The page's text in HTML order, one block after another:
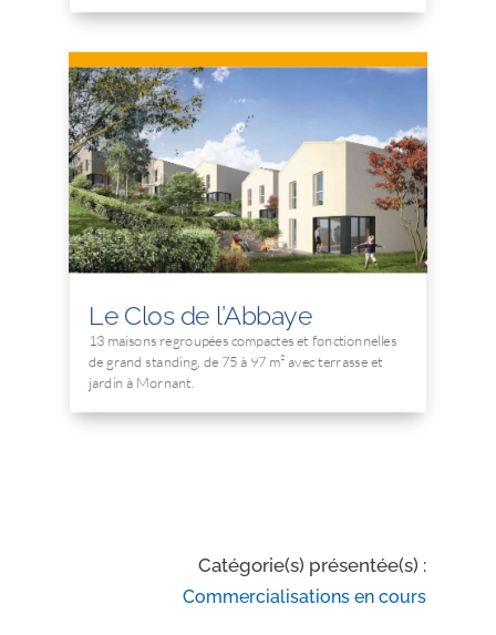
Le Clos de l’Abbaye
13 maisons regroupées compactes et fonctionnelles
de grand standing, de 75 à 97 m² avec terrasse et
jardin à Mornant.
Catégorie(s) présentée(s) :
Commercialisations en cours